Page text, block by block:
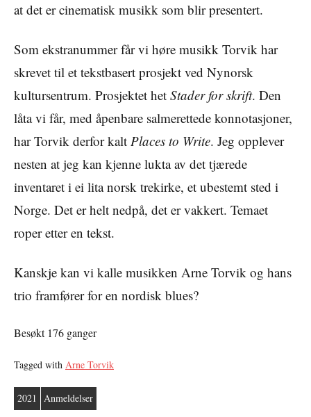
at det er cinematisk musikk som blir presentert.
Som ekstranummer får vi høre musikk Torvik har
skrevet til et tekstbasert prosjekt ved Nynorsk
kultursentrum. Prosjektet het Stader for skrift. Den
låta vi får, med åpenbare salmerettede konnotasjoner,
har Torvik derfor kalt Places to Write. Jeg opplever
nesten at jeg kan kjenne lukta av det tjærede
inventaret i ei lita norsk trekirke, et ubestemt sted i
Norge. Det er helt nedpå, det er vakkert. Temaet
roper etter en tekst.
Kanskje kan vi kalle musikken Arne Torvik og hans
trio framfører for en nordisk blues?
Besøkt 176 ganger
Tagged with Arne Torvik
2021 Anmeldelser